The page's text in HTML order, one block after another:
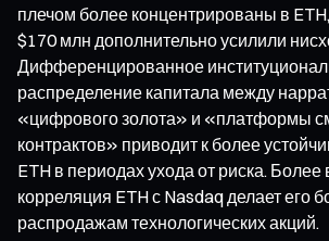
плечом более концентрированы в
$170 млн дополнительно усилили
Дифференцированное
распределение капитала между
«цифрового золота» и «платформы
контрактов» приводит к более
ETH в периодах ухода от риска. Более
корреляция ETH с Nasdaq делает его
распродажам технологических акций.